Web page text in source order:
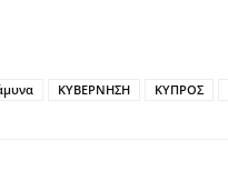
ΚΥΒΕΡΝΗΣΗ ΚΥΠΡΟΣ